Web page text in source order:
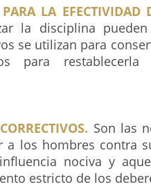
LA EFECTIVIDAD
la disciplina
se utilizan para
para
Son las
a los hombres contra
nociva y
estricto de los